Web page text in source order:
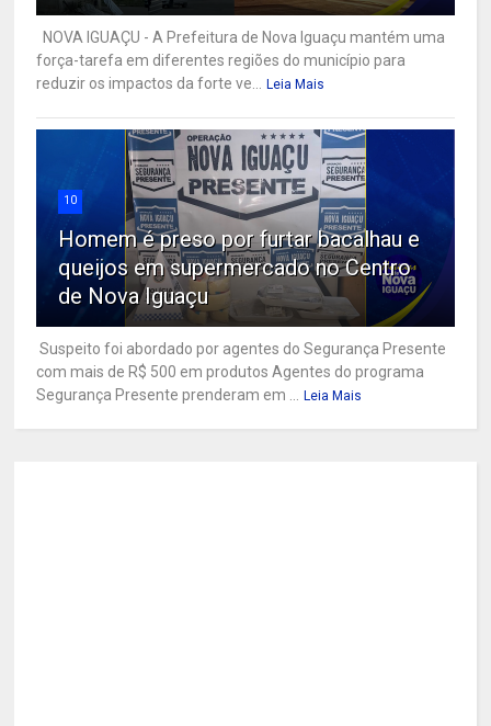
NOVA IGUAÇU - A Prefeitura de Nova Iguaçu mantém uma
força-tarefa em diferentes regiões do município para
reduzir os impactos da forte ve... Leia Mais
10
Homem é preso por furtar bacalhau e
queijos em supermercado no Centro
de Nova Iguaçu
Suspeito foi abordado por agentes do Segurança Presente
com mais de R$ 500 em produtos Agentes do programa
Segurança Presente prenderam em ... Leia Mais